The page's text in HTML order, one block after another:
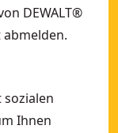
DEWALT®
Ihnen